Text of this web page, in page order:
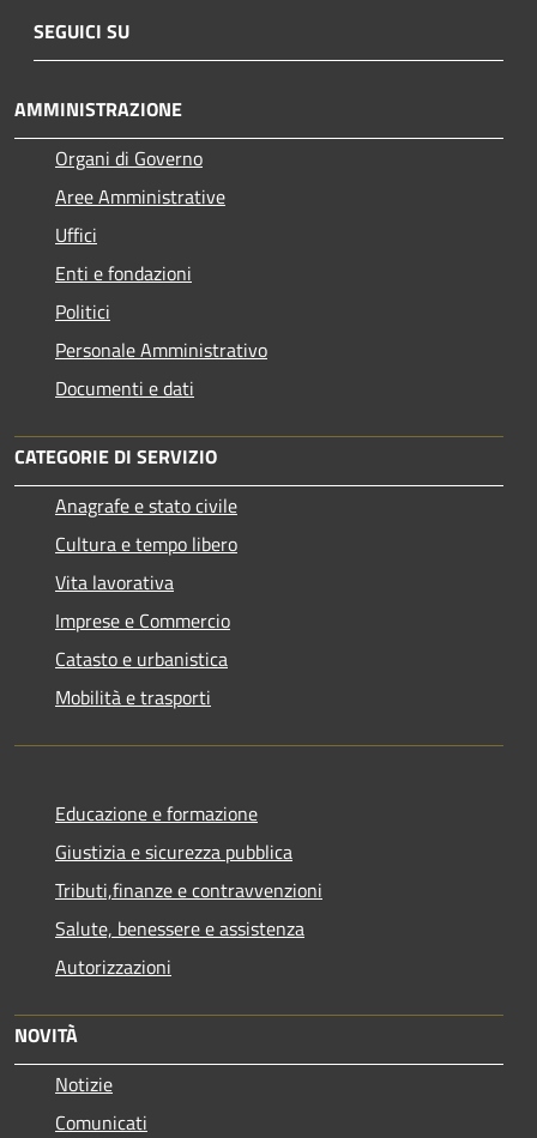
SEGUICI SU
AMMINISTRAZIONE
Organi di Governo
Aree Amministrative
Uffici
Enti e fondazioni
Politici
Personale Amministrativo
Documenti e dati
CATEGORIE DI SERVIZIO
Anagrafe e stato civile
Cultura e tempo libero
Vita lavorativa
Imprese e Commercio
Catasto e urbanistica
Mobilità e trasporti
Educazione e formazione
Giustizia e sicurezza pubblica
Tributi,finanze e contravvenzioni
Salute, benessere e assistenza
Autorizzazioni
NOVITÀ
Notizie
Comunicati